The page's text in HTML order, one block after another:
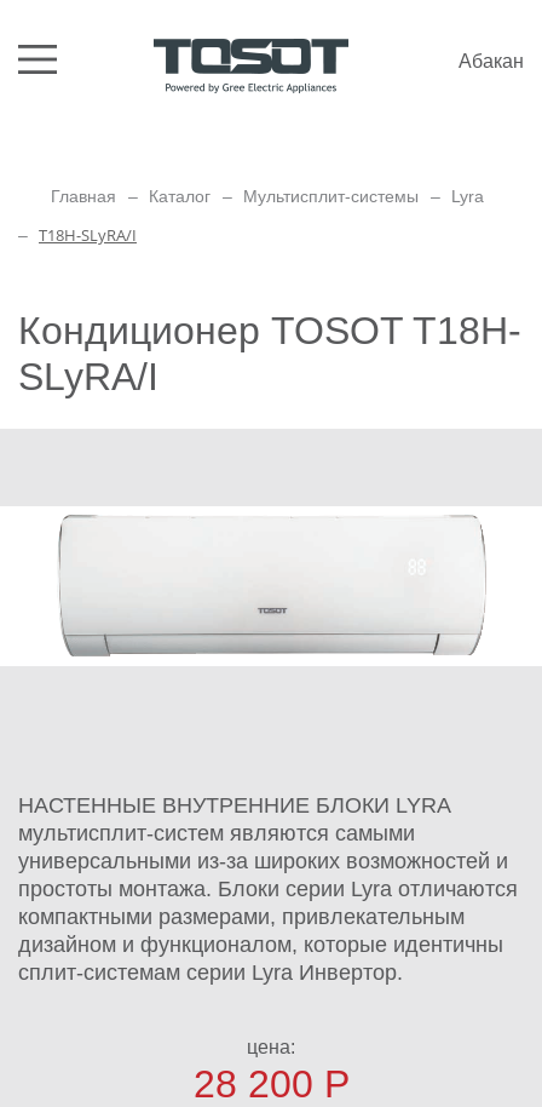
Абакан
Главная Каталог Мультисплит-системы Lyra
T18H-SLyRA/I
Кондиционер TOSOT T18H-
SLyRA/I
НАСТЕННЫЕ ВНУТРЕННИЕ БЛОКИ LYRA
мультисплит-систем являются самыми
универсальными из-за широких возможностей и
простоты монтажа. Блоки серии Lyra отличаются
компактными размерами, привлекательным
дизайном и функционалом, которые идентичны
сплит-системам серии Lyra Инвертор.
цена:
28 200 Р